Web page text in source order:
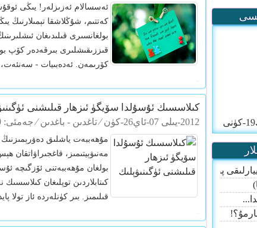
ئەسسالام ئەزىزلەر! يىڭى
كەتتىم، شۇڭلاشقا تېمىلارنىڭ
بولغانسىرى قىلىدىغان
قىززىقىشلىرى بىرقەدەر كۆپ
كۆرىمەن. ئەدەبىيات -
كىلاسسىك ئۇسۇلدا سۆيگۈ ئىزھار قىلىشنى
2012-يىلى 07-ئاي26-كۈن ⁄تاغدىن - باغدىن⁄ جەمئى: 2809 ھەرپ ⁄ زىيارەت: 632 مىھمان+
مۇھەببەت ياشلىق دەۋرېمىزنىڭ
مەنىۋېيتىمىز، قاغجىراۋاتقان
بولغان مۇھەببەتنى ئۆزگىچە
كىتابلاردىن توپلىغان
قىلىمىز. بىر كۈنلەردە ئاز تولا
پۈتۈپ قالدى